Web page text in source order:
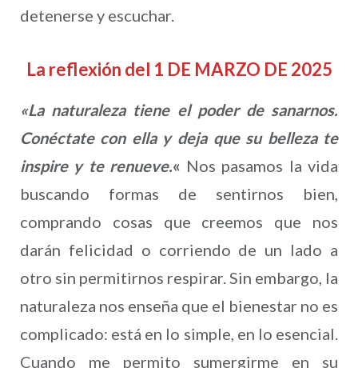
detenerse y escuchar.
La reflexión del 1 DE MARZO DE 2025
«La naturaleza tiene el poder de sanarnos.
Conéctate con ella y deja que su belleza te
inspire y te renueve.« Nos pasamos la vida
buscando formas de sentirnos bien,
comprando cosas que creemos que nos
darán felicidad o corriendo de un lado a
otro sin permitirnos respirar. Sin embargo, la
naturaleza nos enseña que el bienestar no es
complicado: está en lo simple, en lo esencial.
Cuando me permito sumergirme en su